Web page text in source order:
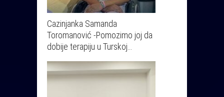
Cazinjanka Samanda
Toromanović -Pomozimo joj da
dobije terapiju u Turskoj…